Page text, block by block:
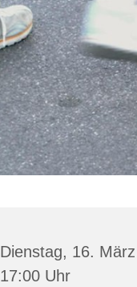
Dienstag, 16.
17:00 Uhr